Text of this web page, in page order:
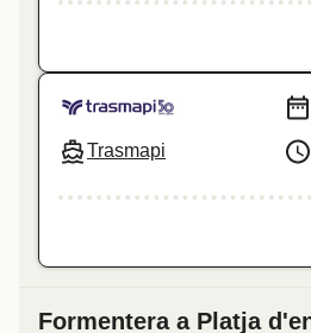
Trasmapi
Formentera a Platja